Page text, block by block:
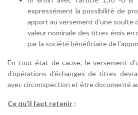
expressément la possibilité de
apport au versement d’une soulte
valeur nominale des titres émis en
par la société bénéficiaire de
En tout état de cause, le versement
d’opérations d’échanges de titres
avec circonspection et être documenté
Ce qu’il faut retenir :